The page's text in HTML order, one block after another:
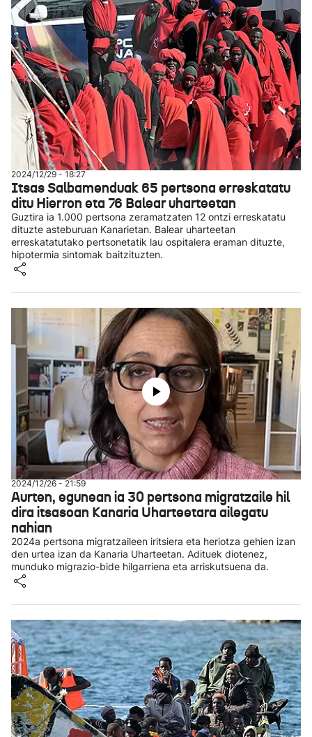
2024/12/29 - 18:27
Itsas Salbamenduak 65 pertsona erreskatatu
ditu Hierron eta 76 Balear uharteetan
Guztira ia 1.000 pertsona zeramatzaten 12 ontzi erreskatatu
dituzte asteburuan Kanarietan. Balear uharteetan
erreskatatutako pertsonetatik lau ospitalera eraman dituzte,
hipotermia sintomak baitzituzten.
2024/12/26 - 21:59
Aurten, egunean ia 30 pertsona migratzaile hil
dira itsasoan Kanaria Uharteetara ailegatu
nahian
2024a pertsona migratzaileen iritsiera eta heriotza gehien izan
den urtea izan da Kanaria Uharteetan. Adituek diotenez,
munduko migrazio-bide hilgarriena eta arriskutsuena da.